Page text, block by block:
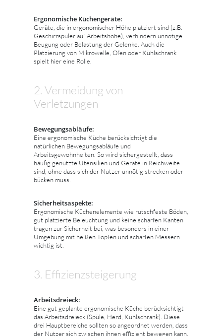
Ergonomische Küchengeräte:
Geräte, die in ergonomischer Höhe platziert sind (z.B.
Geschirrspüler auf Arbeitshöhe), verhindern unnötige
Beugung oder Belastung der Gelenke. Auch die
Platzierung von Mikrowelle, Ofen oder Kühlschrank
spielt hier eine Rolle.
2. Vermeidung von
Verletzungen
Bewegungsabläufe:
Eine ergonomische Küche berücksichtigt die
natürlichen Bewegungsabläufe und
Arbeitsgewohnheiten. So wird sichergestellt, dass
häufig genutzte Utensilien und Geräte in Reichweite
sind, ohne dass sich der Nutzer unnötig strecken oder
bücken muss.
Sicherheitsaspekte:
Ergonomische Küchenelemente wie rutschfeste Böden,
gut platzierte Beleuchtung und keine scharfen Kanten
tragen zur Sicherheit bei, was besonders in einer
Umgebung mit heißen Töpfen und scharfen Messern
wichtig ist.
3. Effizienzsteigerung
Arbeitsdreieck:
Eine gut geplante ergonomische Küche berücksichtigt
das Arbeitsdreieck (Spüle, Herd, Kühlschrank). Diese
drei Hauptbereiche sollten so angeordnet werden, dass
der Nutzer sich zwischen ihnen effizient bewegen kann,